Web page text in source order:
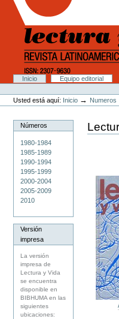
Cambiar
contenido.
navegación
Secciones
Inicio
Equipo editorial
Herramientas
Personales
Usted está aquí: Inicio → Numeros
Números
1980-1984
1985-1989
1990-1994
1995-1999
2000-2004
2005-2009
2010
Versión
impresa
La versión
impresa de
Lectura y Vida
se encuentra
disponible en
BIBHUMA en las
siguientes
ubicaciones: